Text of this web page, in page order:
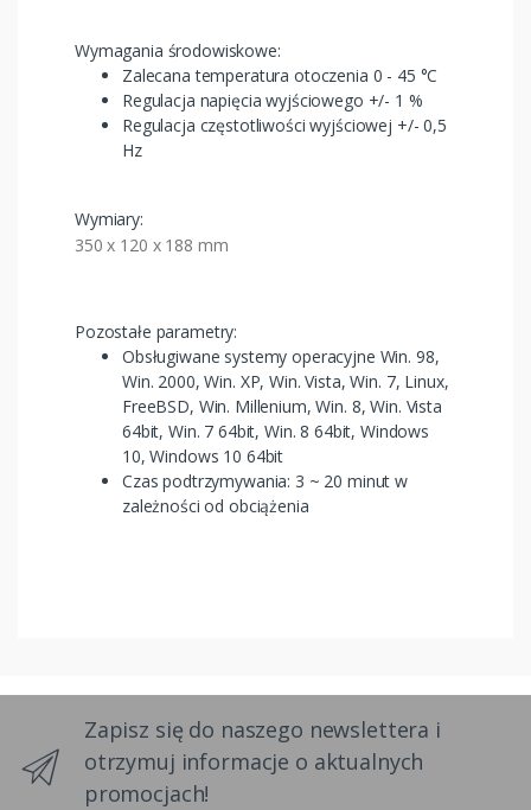
Wymagania środowiskowe:
Zalecana temperatura otoczenia 0 - 45 °C
Regulacja napięcia wyjściowego +/- 1 %
Regulacja częstotliwości wyjściowej +/- 0,5
Hz
Wymiary:
350 x 120 x 188 mm
Pozostałe parametry:
Obsługiwane systemy operacyjne Win. 98,
Win. 2000, Win. XP, Win. Vista, Win. 7, Linux,
FreeBSD, Win. Millenium, Win. 8, Win. Vista
64bit, Win. 7 64bit, Win. 8 64bit, Windows
10, Windows 10 64bit
Czas podtrzymywania: 3 ~ 20 minut w
zależności od obciążenia
Zapisz się do naszego newslettera i
otrzymuj informacje o aktualnych
promocjach!